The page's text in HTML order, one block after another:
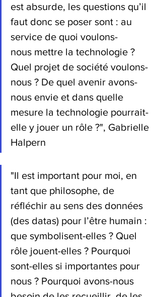
est absurde, les questions qu’il
faut donc se poser sont : au
service de quoi voulons-
nous mettre la technologie ?
Quel projet de société voulons-
nous ? De quel avenir avons-
nous envie et dans quelle
mesure la technologie pourrait-
elle y jouer un rôle ?", Gabrielle
Halpern
"Il est important pour moi, en
tant que philosophe, de
réfléchir au sens des données
(des datas) pour l’être humain :
que symbolisent-elles ? Quel
rôle jouent-elles ? Pourquoi
sont-elles si importantes pour
nous ? Pourquoi avons-nous